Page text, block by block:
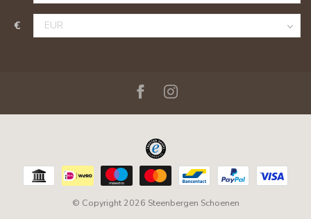
€
© Copyright 2026 Steenbergen Schoenen